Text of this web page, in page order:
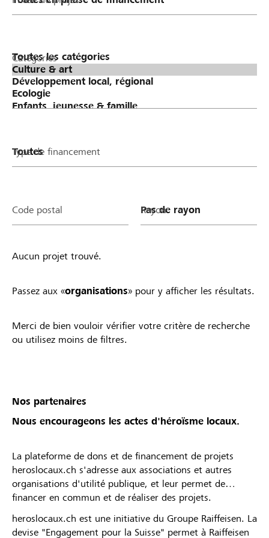
Catégories
Type de financement
Code postal Rayon
Aucun projet trouvé.
Passez aux «organisations» pour y afficher les résultats.
Merci de bien vouloir vérifier votre critère de recherche
ou utilisez moins de filtres.
Nos partenaires
Nous encourageons les actes d'héroïsme locaux.
La plateforme de dons et de financement de projets
heroslocaux.ch s'adresse aux associations et autres
organisations d'utilité publique, et leur permet de
financer en commun et de réaliser des projets.
heroslocaux.ch est une initiative du Groupe Raiffeisen. La
devise "Engagement pour la Suisse" permet à Raiffeisen